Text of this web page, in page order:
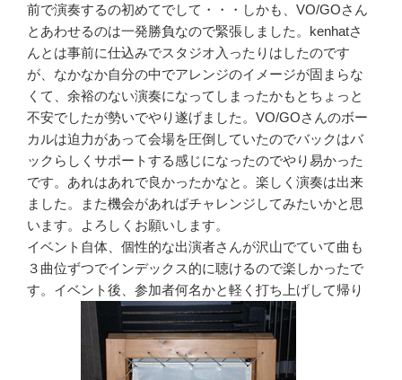
前で演奏するの初めてでして・・・しかも、VO/GOさん
とあわせるのは一発勝負なので緊張しました。kenhatさ
んとは事前に仕込みでスタジオ入ったりはしたのです
が、なかなか自分の中でアレンジのイメージが固まらな
くて、余裕のない演奏になってしまったかもとちょっと
不安でしたが勢いでやり遂げました。VO/GOさんのボー
カルは迫力があって会場を圧倒していたのでバックはバ
ックらしくサポートする感じになったのでやり易かった
です。あれはあれで良かったかなと。楽しく演奏は出来
ました。また機会があればチャレンジしてみたいかと思
います。よろしくお願いします。
イベント自体、個性的な出演者さんが沢山でていて曲も
３曲位ずつでインデックス的に聴けるので楽しかったで
す。イベント後、参加者何名かと軽く打ち上げして帰り